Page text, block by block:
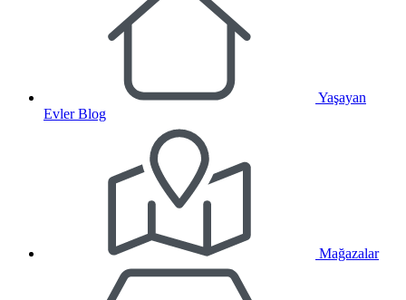
Yaşayan
Evler Blog
Mağazalar